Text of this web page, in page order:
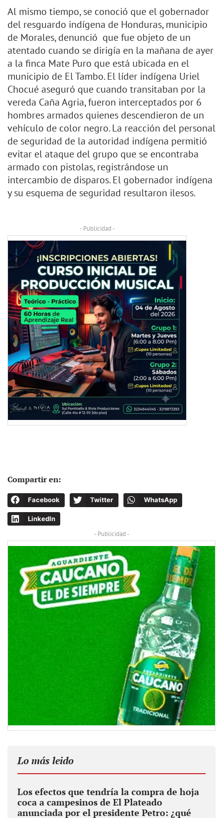
Al mismo tiempo, se conoció que el gobernador
del resguardo indígena de Honduras, municipio
de Morales, denunció que fue objeto de un
atentado cuando se dirigía en la mañana de ayer
a la finca Mate Puro que está ubicada en el
municipio de El Tambo. El líder indígena Uriel
Chocué aseguró que cuando transitaban por la
vereda Caña Agria, fueron interceptados por 6
hombres armados quienes descendieron de un
vehículo de color negro. La reacción del personal
de seguridad de la autoridad indígena permitió
evitar el ataque del grupo que se encontraba
armado con pistolas, registrándose un
intercambio de disparos. El gobernador indígena
y su esquema de seguridad resultaron ilesos.
- Publicidad -
Compartir en:
Facebook Twitter WhatsApp
LinkedIn
- Publicidad -
Lo más leido
Los efectos que tendría la compra de hoja
coca a campesinos de El Plateado
anunciada por el presidente Petro: ¿qué